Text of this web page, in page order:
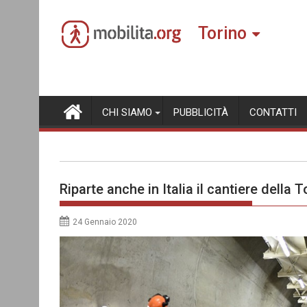
content
Torino
CHI SIAMO PUBBLICITÀ CONTATTI
Riparte anche in Italia il cantiere della
24 Gennaio 2020